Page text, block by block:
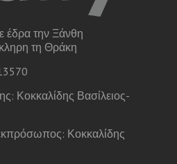
έδρα την Ξάνθη
τη Θράκη
Κοκκαλίδης Βασίλειος-
Κοκκαλίδης